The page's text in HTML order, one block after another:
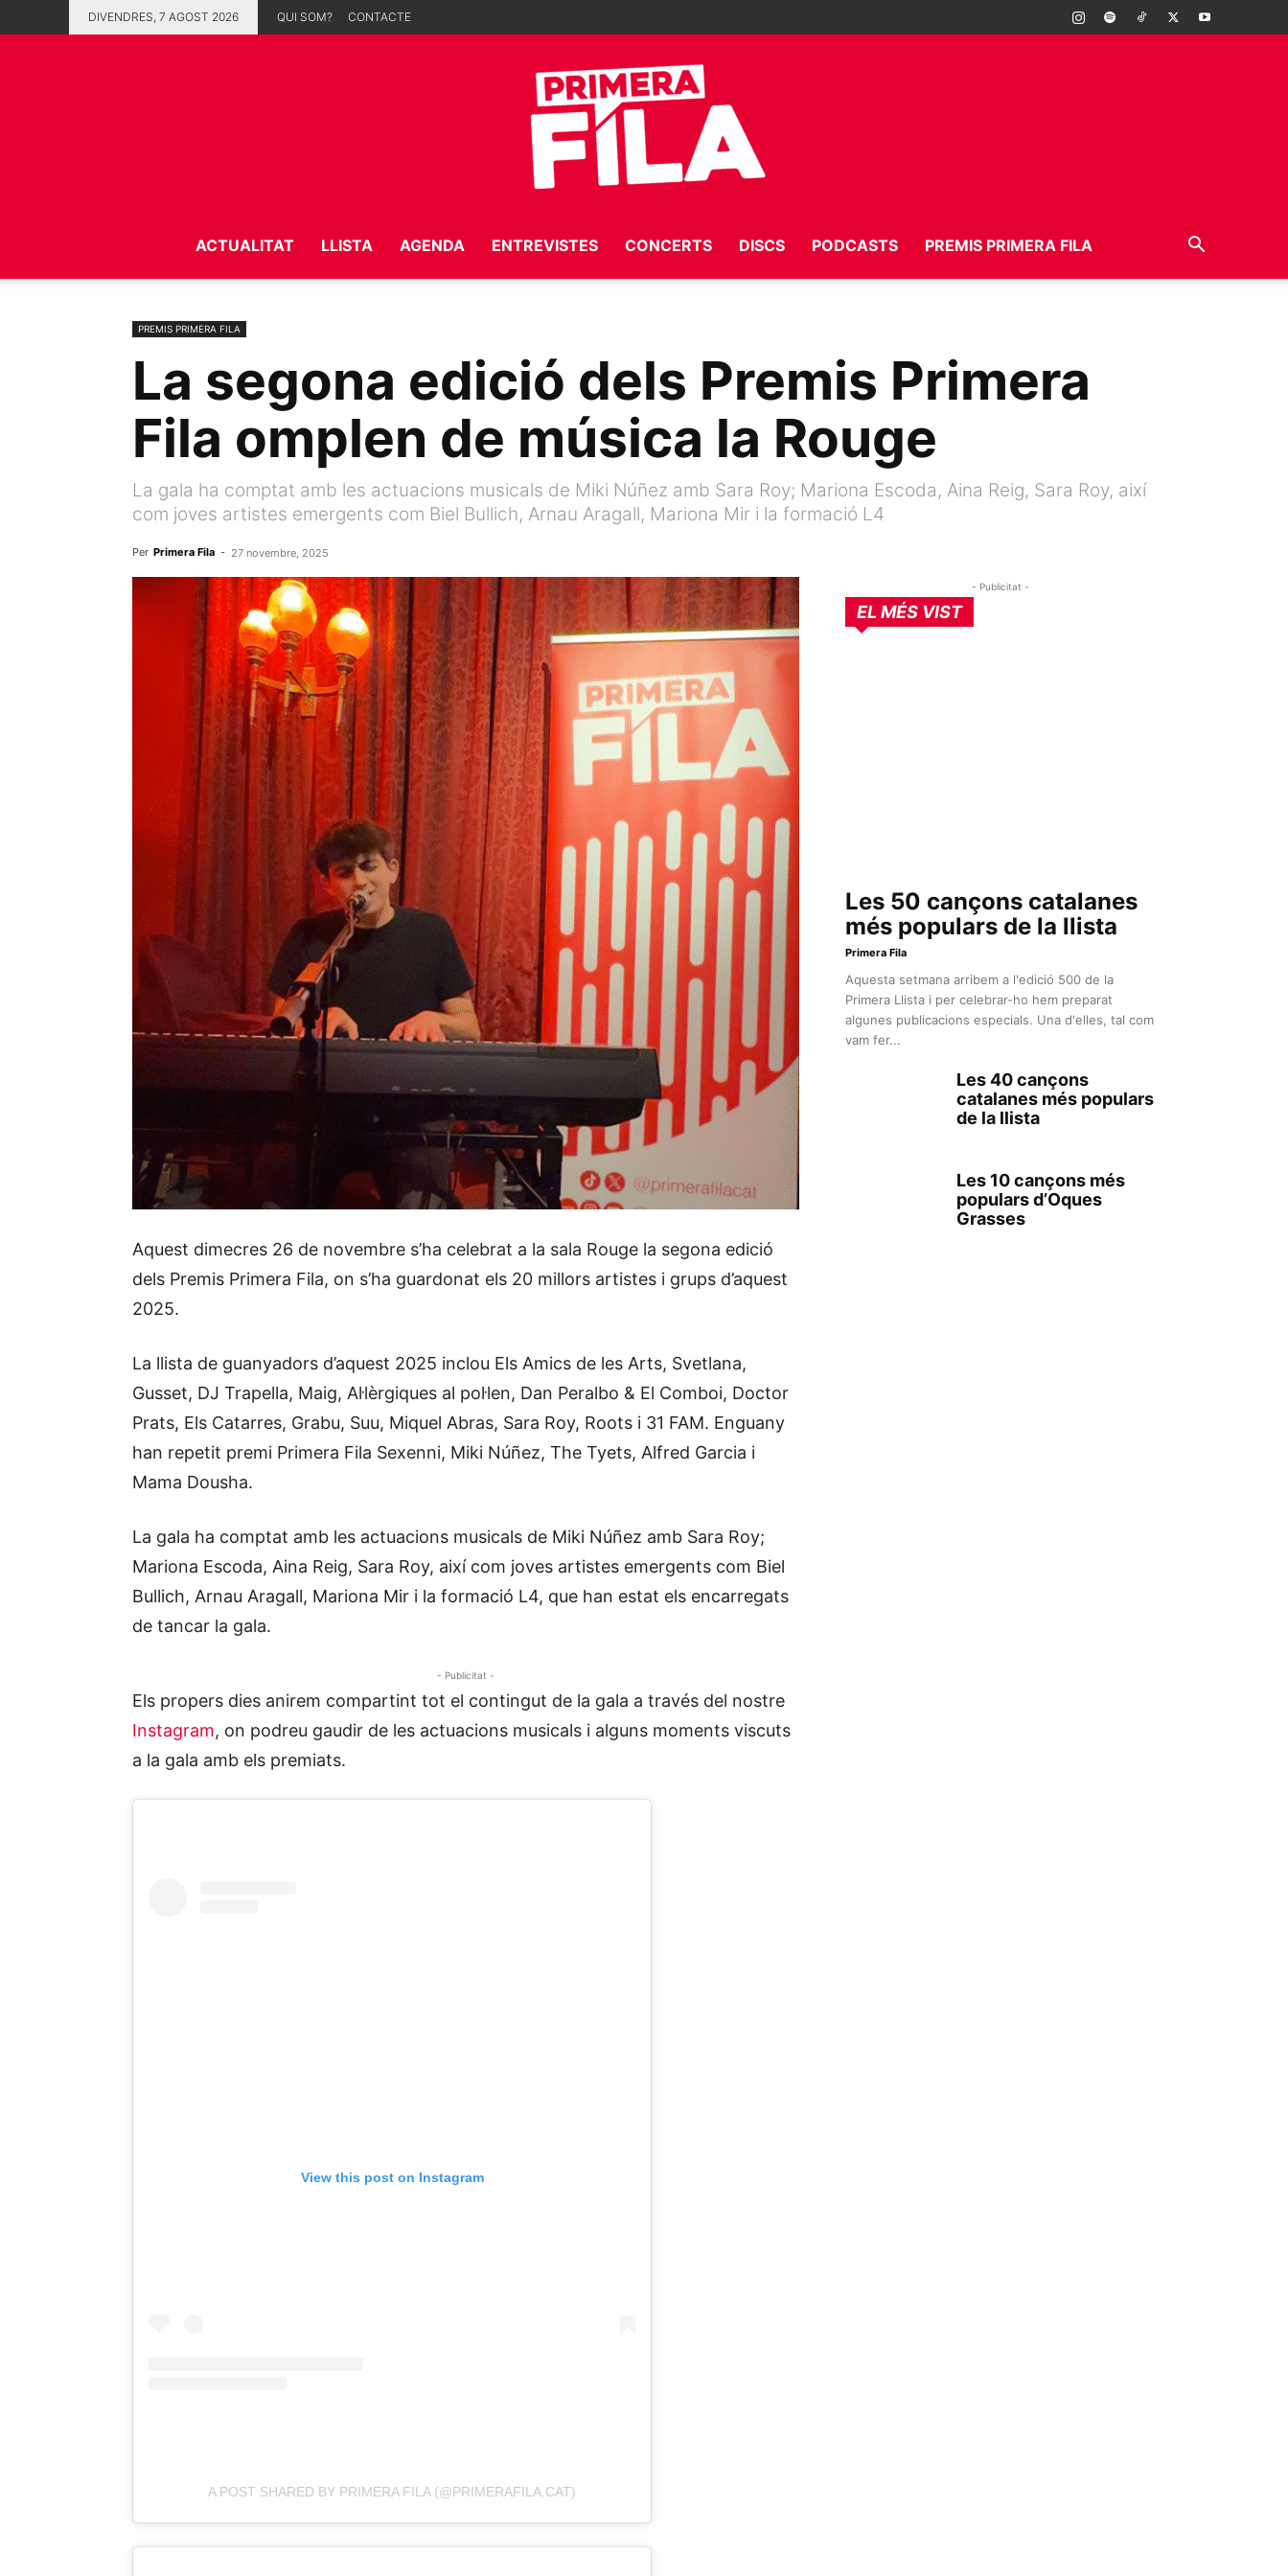
DIVENDRES, 7 AGOST 2026 QUI SOM? CONTACTE
Fila
ACTUALITAT LLISTA AGENDA ENTREVISTES CONCERTS DISCS PODCASTS PREMIS PRIMERA FILA
PREMIS PRIMERA FILA
La segona edició dels Premis Primera
Fila omplen de música la Rouge
La gala ha comptat amb les actuacions musicals de Miki Núñez amb Sara Roy; Mariona Escoda, Aina Reig, Sara Roy, així
com joves artistes emergents com Biel Bullich, Arnau Aragall, Mariona Mir i la formació L4
Per Primera Fila - 27 novembre, 2025
Aquest dimecres 26 de novembre s’ha celebrat a la sala Rouge la segona edició
dels Premis Primera Fila, on s’ha guardonat els 20 millors artistes i grups d’aquest
2025.
La llista de guanyadors d’aquest 2025 inclou Els Amics de les Arts, Svetlana,
Gusset, DJ Trapella, Maig, Al·lèrgiques al pol·len, Dan Peralbo & El Comboi, Doctor
Prats, Els Catarres, Grabu, Suu, Miquel Abras, Sara Roy, Roots i 31 FAM. Enguany
han repetit premi Primera Fila Sexenni, Miki Núñez, The Tyets, Alfred Garcia i
Mama Dousha.
La gala ha comptat amb les actuacions musicals de Miki Núñez amb Sara Roy;
Mariona Escoda, Aina Reig, Sara Roy, així com joves artistes emergents com Biel
Bullich, Arnau Aragall, Mariona Mir i la formació L4, que han estat els encarregats
de tancar la gala.
- Publicitat -
Els propers dies anirem compartint tot el contingut de la gala a través del nostre
Instagram, on podreu gaudir de les actuacions musicals i alguns moments viscuts
a la gala amb els premiats.
View this post on Instagram
A POST SHARED BY PRIMERA FILA (@PRIMERAFILA.CAT)
- Publicitat -
EL MÉS VIST
Les 50 cançons catalanes
més populars de la llista
Primera Fila
Aquesta setmana arribem a l'edició 500 de la
Primera Llista i per celebrar-ho hem preparat
algunes publicacions especials. Una d'elles, tal com
vam fer...
Les 40 cançons
catalanes més populars
de la llista
Les 10 cançons més
populars d’Oques
Grasses